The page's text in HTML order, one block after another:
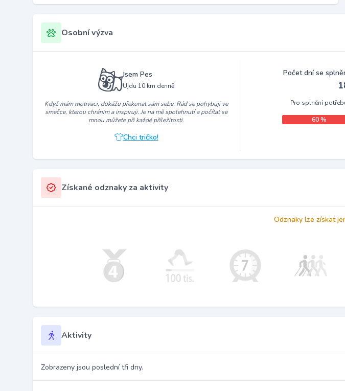
Osobní výzva
Jsem Pes
Ujdu 10 km denně
Když mám motivaci, dokážu překonat sám sebe. Rád se pohybuji ve
smečce, kterou chráním a inspiruji. Je na mě spolehnutí a počítat se
mnou můžete při každé příležitosti.
Chci tričko!
Počet dní se
Pro splnění
60 %
Získané odznaky za aktivity
Odznaky lze získat
Aktivity
Zobrazeny jsou poslední tři dny.